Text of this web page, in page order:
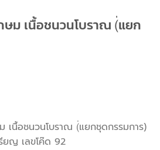
ษม เนื้อชนวนโบราณ (่แยก
เนื้อชนวนโบราณ (่แยกชุดกรรมการ)
ยญ เลขโค๊ด 92